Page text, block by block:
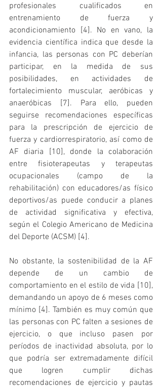
profesionales cualificados en
entrenamiento de fuerza y
acondicionamiento [4]. No en vano, la
evidencia científica indica que desde la
infancia, las personas con PC deberían
participar, en la medida de sus
posibilidades, en actividades de
fortalecimiento muscular, aeróbicas y
anaeróbicas [7]. Para ello, pueden
seguirse recomendaciones específicas
para la prescripción de ejercicio de
fuerza y cardiorrespiratorio, así como de
AF diaria [10], donde la colaboración
entre fisioterapeutas y terapeutas
ocupacionales (campo de la
rehabilitación) con educadores/as físico
deportivos/as puede conducir a planes
de actividad significativa y efectiva,
según el Colegio Americano de Medicina
del Deporte (ACSM) [4].
No obstante, la sostenibilidad de la AF
depende de un cambio de
comportamiento en el estilo de vida [10],
demandando un apoyo de 6 meses como
mínimo [4]. También es muy común que
las personas con PC falten a sesiones de
ejercicio, o que incluso pasen por
períodos de inactividad absoluta, por lo
que podría ser extremadamente difícil
que logren cumplir dichas
recomendaciones de ejercicio y pautas